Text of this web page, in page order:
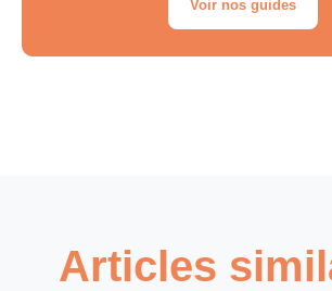
Qui sont les entreprises
Voir nos guides
Articles